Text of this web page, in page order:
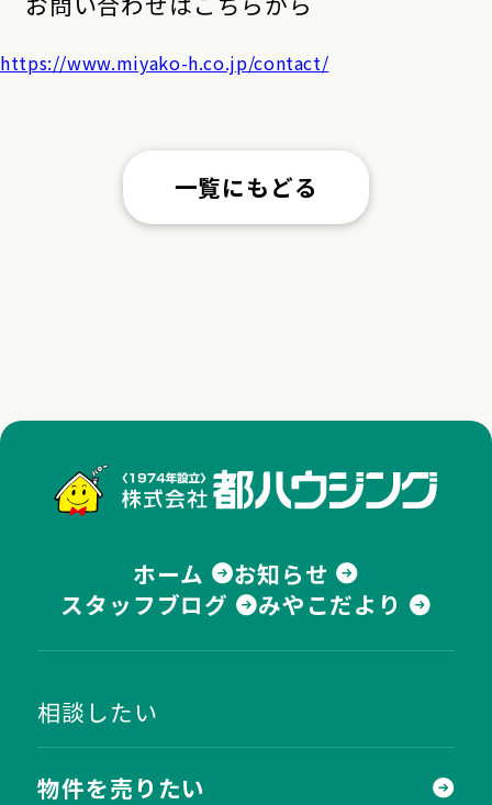
https://www.miyako-h.co.jp/contact/
一覧にもどる
ホーム
お知らせ
スタッフブログ
みやこだより
相談したい
物件を売りたい